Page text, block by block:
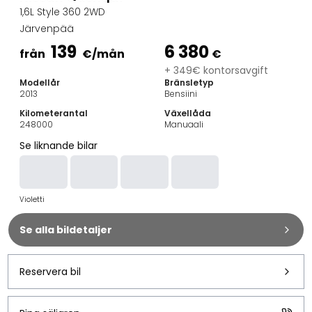
Kombibilar
Stadsbilar
Dragfordon
Kommersiella fordon
Auktionsbilar
Prisvärda bilar
Bilmärken
Audi
BMW
Kia
Mercedes-Benz
Polestar
Skoda
Tesla
1,6L Style 360 2WD
Järvenpää
från 139 €/mån 6 380 €
+ 349€ kontorsavgift
Modellår
2013
Bränsletyp
Bensiini
Kilometerantal
248000
Växellåda
Manuaali
Se liknande bilar
Violetti
Se alla bildetaljer
Reservera bil